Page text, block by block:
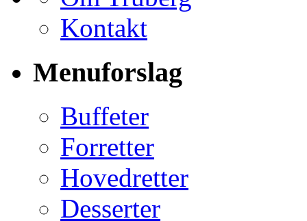
Kontakt
Menuforslag
Buffeter
Forretter
Hovedretter
Desserter